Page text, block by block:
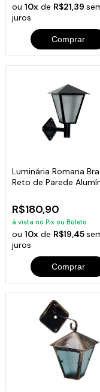
ou10x de R$21,39
juros
Comprar
Luminária Romana
Reto de Parede
R$180,90
à vista no Pix ou Boleto
ou10x de R$19,45
juros
Comprar